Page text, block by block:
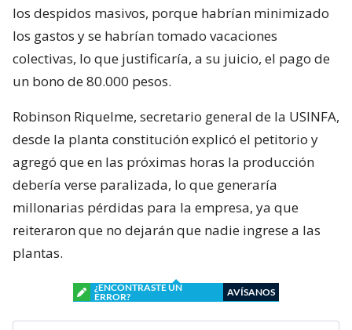
los despidos masivos, porque habrían minimizado
los gastos y se habrían tomado vacaciones
colectivas, lo que justificaría, a su juicio, el pago de
un bono de 80.000 pesos.
Robinson Riquelme, secretario general de la USINFA,
desde la planta constitución explicó el petitorio y
agregó que en las próximas horas la producción
debería verse paralizada, lo que generaría
millonarias pérdidas para la empresa, ya que
reiteraron que no dejarán que nadie ingrese a las
plantas.
¿ENCONTRASTE UN
ERROR?
AVÍSANOS